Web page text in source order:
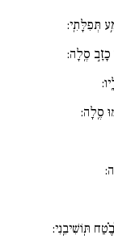
תְּפִלָּתִֽי:
כָזָ֣ב סֶֽלָה:
סֶֽלָה:
תּֽוֹשִׁיבֵֽנִי: